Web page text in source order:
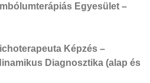
Egyesület –
Képzés –
Diagnosztika (alap és